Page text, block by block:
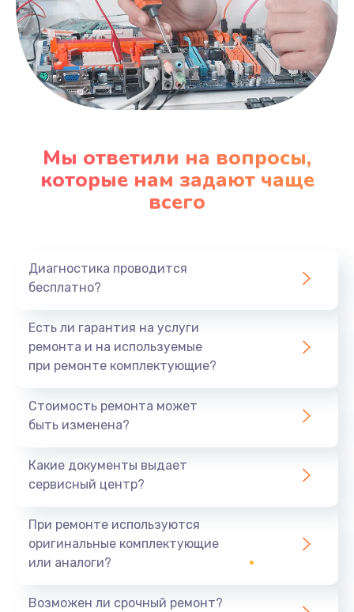
Мы ответили на вопросы,
которые нам задают чаще
всего
Диагностика проводится
бесплатно?
Есть ли гарантия на услуги
ремонта и на используемые
при ремонте комплектующие?
Стоимость ремонта может
быть изменена?
Какие документы выдает
сервисный центр?
При ремонте используются
оригинальные комплектующие
или аналоги?
Возможен ли срочный ремонт?